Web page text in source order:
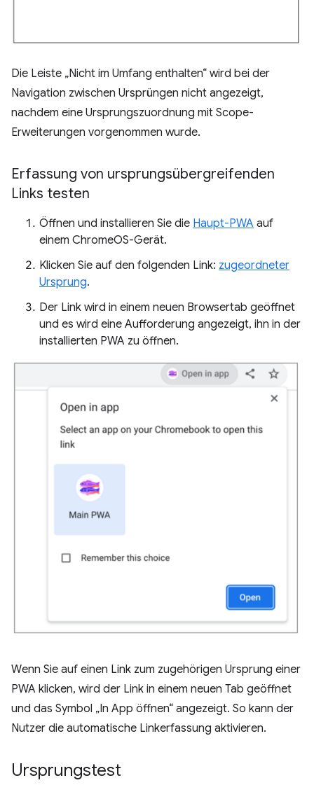
Die Leiste „Nicht im Umfang enthalten“ wird bei der
Navigation zwischen Ursprüngen nicht angezeigt,
nachdem eine Ursprungszuordnung mit Scope-
Erweiterungen vorgenommen wurde.
Erfassung von ursprungsübergreifenden
Links testen
Öffnen und installieren Sie die Haupt-PWA auf
einem ChromeOS-Gerät.
Klicken Sie auf den folgenden Link: zugeordneter
Ursprung.
Der Link wird in einem neuen Browsertab geöffnet
und es wird eine Aufforderung angezeigt, ihn in der
installierten PWA zu öffnen.
Wenn Sie auf einen Link zum zugehörigen Ursprung einer
PWA klicken, wird der Link in einem neuen Tab geöffnet
und das Symbol „In App öffnen“ angezeigt. So kann der
Nutzer die automatische Linkerfassung aktivieren.
Ursprungstest